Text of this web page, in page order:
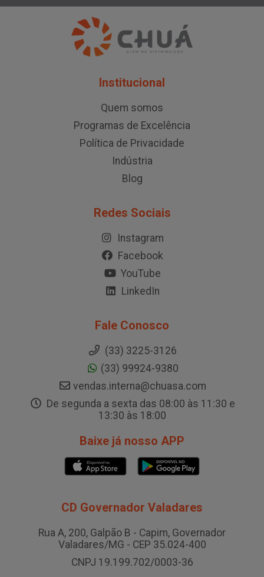
Institucional
Quem somos
Programas de Excelência
Política de Privacidade
Indústria
Blog
Redes Sociais
Instagram
Facebook
YouTube
LinkedIn
Fale Conosco
(33) 3225-3126
(33) 99924-9380
vendas.interna@chuasa.com
De segunda a sexta das 08:00 às 11:30 e
13:30 às 18:00
Baixe já nosso APP
CD Governador Valadares
Rua A, 200, Galpão B - Capim, Governador
Valadares/MG - CEP 35.024-400
CNPJ 19.199.702/0003-36